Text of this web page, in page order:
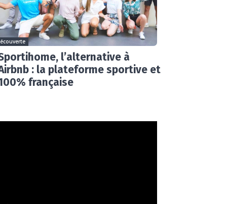
l’alternative à
: la plateforme sportive et
française